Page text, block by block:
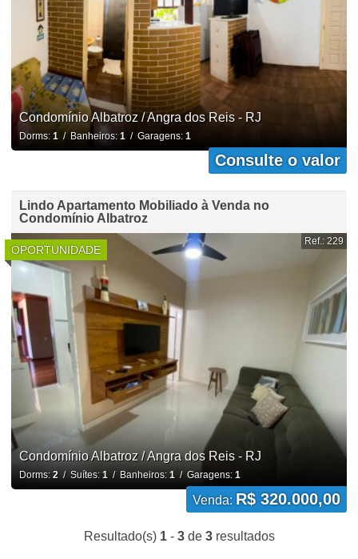
Condomínio Albatroz / Angra dos Reis - RJ
Dorms: 1/ Banheiros: 1/ Garagens: 1
Consulte o valor
Lindo Apartamento Mobiliado à Venda no
Condomínio Albatroz
OPORTUNIDADE
Ref.: 229
Condomínio Albatroz / Angra dos Reis - RJ
Dorms: 2/ Suítes: 1 / Banheiros: 1 / Garagens: 1
Venda: R$ 320.000,00
Resultado(s) 1- 3de 3resultados